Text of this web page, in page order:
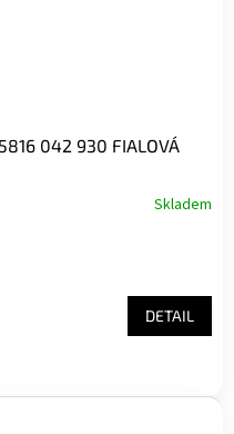
042 930 FIALOVÁ
Skladem
DETAIL